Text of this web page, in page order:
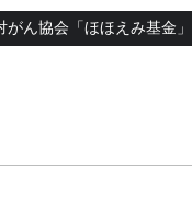
がん協会「ほほえみ基金」